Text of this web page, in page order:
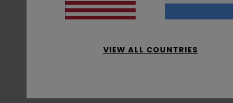
VIEW ALL COUNTRIES